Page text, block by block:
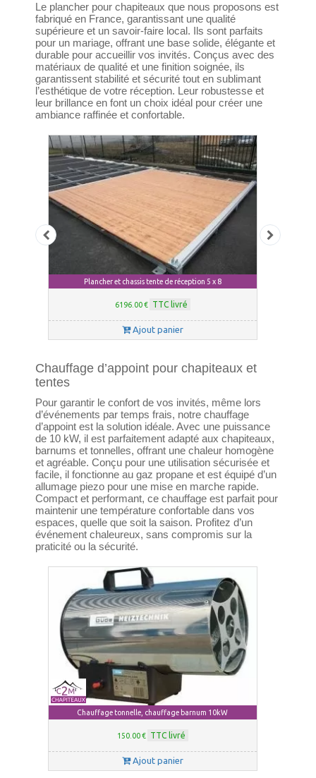
Le plancher pour chapiteaux que nous proposons est
fabriqué en France, garantissant une qualité
supérieure et un savoir-faire local. Ils sont parfaits
pour un mariage, offrant une base solide, élégante et
durable pour accueillir vos invités. Conçus avec des
matériaux de qualité et une finition soignée, ils
garantissent stabilité et sécurité tout en sublimant
l’esthétique de votre réception. Leur robustesse et
leur brillance en font un choix idéal pour créer une
ambiance raffinée et confortable.
Plancher et chassis tente de réception 5 x 8
6196.00 € TTC livré
Ajout panier
Chauffage d’appoint pour chapiteaux et
tentes
Pour garantir le confort de vos invités, même lors
d’événements par temps frais, notre chauffage
d’appoint est la solution idéale. Avec une puissance
de 10 kW, il est parfaitement adapté aux chapiteaux,
barnums et tonnelles, offrant une chaleur homogène
et agréable. Conçu pour une utilisation sécurisée et
facile, il fonctionne au gaz propane et est équipé d’un
allumage piezo pour une mise en marche rapide.
Compact et performant, ce chauffage est parfait pour
maintenir une température confortable dans vos
espaces, quelle que soit la saison. Profitez d’un
événement chaleureux, sans compromis sur la
praticité ou la sécurité.
Chauffage tonnelle, chauffage barnum 10kW
150.00 € TTC livré
Ajout panier